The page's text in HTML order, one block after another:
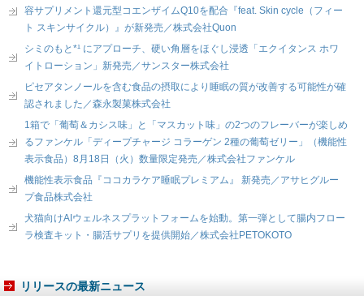
容サプリメント還元型コエンザイムQ10を配合『feat. Skin cycle（フィー
ト スキンサイクル）』が新発売／株式会社Quon
シミのもと*¹ にアプローチ、硬い角層をほぐし浸透「エクイタンス ホワ
イトローション」新発売／サンスター株式会社
ピセアタンノールを含む食品の摂取により睡眠の質が改善する可能性が確
認されました／森永製菓株式会社
1箱で「葡萄＆カシス味」と「マスカット味」の2つのフレーバーが楽しめ
るファンケル「ディープチャージ コラーゲン 2種の葡萄ゼリー」（機能性
表示食品）8月18日（火）数量限定発売／株式会社ファンケル
機能性表示食品『ココカラケア睡眠プレミアム』 新発売／アサヒグルー
プ食品株式会社
犬猫向けAIウェルネスプラットフォームを始動。第一弾として腸内フロー
ラ検査キット・腸活サプリを提供開始／株式会社PETOKOTO
リリースの最新ニュース